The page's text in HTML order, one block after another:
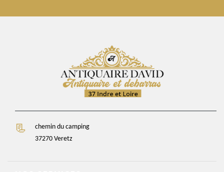
chemin du camping
37270 Veretz